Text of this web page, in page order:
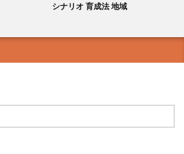
シナリオ 育成法 地域